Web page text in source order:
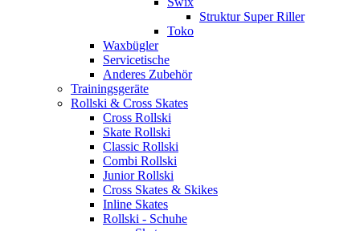
Struktur Super Riller
Toko
Waxbügler
Servicetische
Anderes Zubehör
Trainingsgeräte
Rollski & Cross Skates
Cross Rollski
Skate Rollski
Classic Rollski
Combi Rollski
Junior Rollski
Cross Skates & Skikes
Inline Skates
Rollski - Schuhe